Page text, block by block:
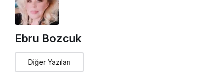
Ebru Bozcuk
Diğer Yazıları